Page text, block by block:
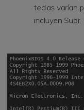
teclas varían
incluyen Supr,